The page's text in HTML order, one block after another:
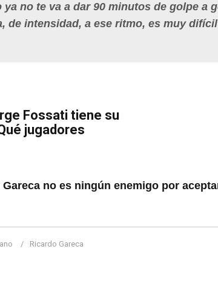
no te va a dar 90 minutos de golpe a
de intensidad, a ese ritmo, es muy
Fossati tiene su
jugadores
Gareca no es ningún enemigo por
Ricardo Gareca